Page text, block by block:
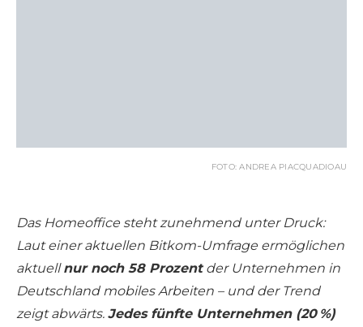
FOTO: ANDREA PIACQUADIOAU
Das Homeoffice steht zunehmend unter Druck:
Laut einer aktuellen Bitkom-Umfrage ermöglichen
aktuellnur noch 58 Prozentder Unternehmen in
Deutschland mobiles Arbeiten – und der Trend
zeigt abwärts. Jedes fünfte Unternehmen (20 %)